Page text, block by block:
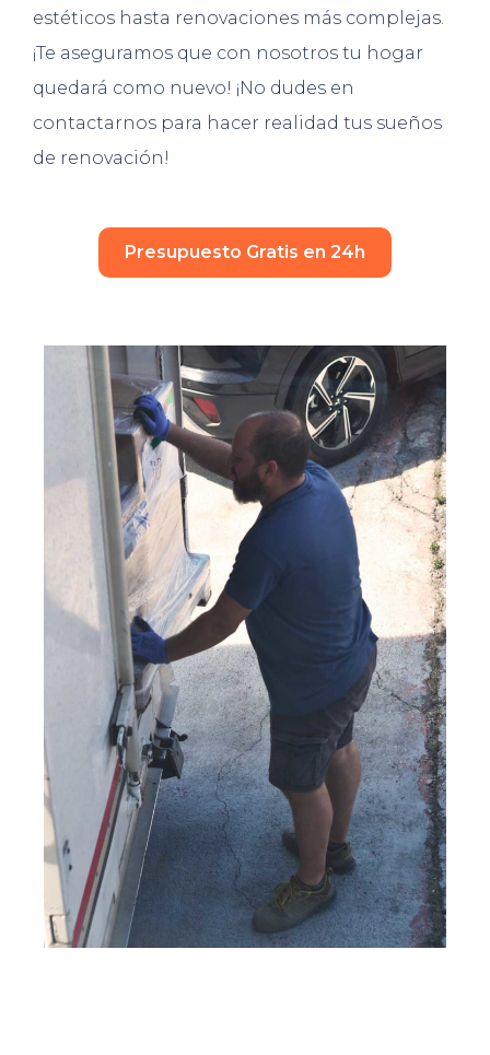
estéticos hasta renovaciones más complejas.
¡Te aseguramos que con nosotros tu hogar
quedará como nuevo! ¡No dudes en
contactarnos para hacer realidad tus sueños
de renovación!
Presupuesto Gratis en 24h